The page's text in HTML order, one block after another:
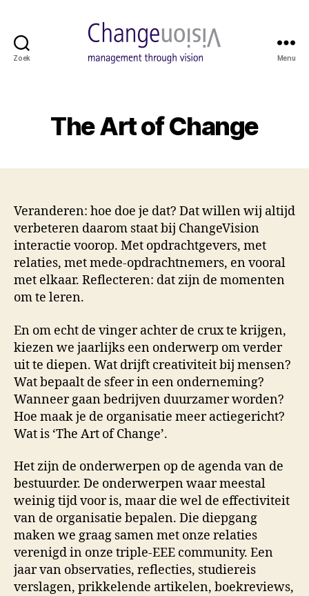
Zoek Menu
The Art of Change
Veranderen: hoe doe je dat? Dat willen wij altijd
verbeteren daarom staat bij ChangeVision
interactie voorop. Met opdrachtgevers, met
relaties, met mede-opdrachtnemers, en vooral
met elkaar. Reflecteren: dat zijn de momenten
om te leren.
En om echt de vinger achter de crux te krijgen,
kiezen we jaarlijks een onderwerp om verder
uit te diepen. Wat drijft creativiteit bij mensen?
Wat bepaalt de sfeer in een onderneming?
Wanneer gaan bedrijven duurzamer worden?
Hoe maak je de organisatie meer actiegericht?
Wat is ‘The Art of Change’.
Het zijn de onderwerpen op de agenda van de
bestuurder. De onderwerpen waar meestal
weinig tijd voor is, maar die wel de effectiviteit
van de organisatie bepalen. Die diepgang
maken we graag samen met onze relaties
verenigd in onze triple-EEE community. Een
jaar van observaties, reflecties, studiereis
verslagen, prikkelende artikelen, boekreviews,